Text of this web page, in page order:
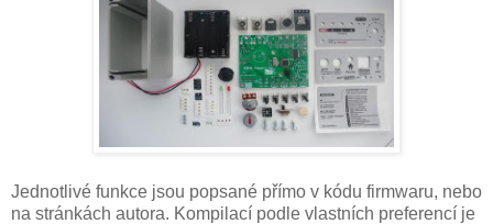
Jednotlivé funkce jsou popsané přímo v kódu firmwaru, nebo
na stránkách autora. Kompilací podle vlastních preferencí je